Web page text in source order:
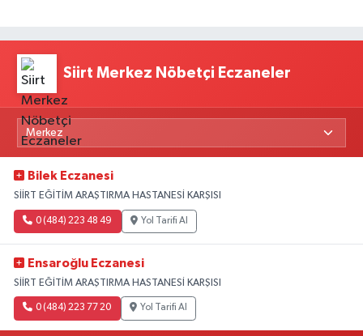
Siirt Merkez Nöbetçi Eczaneler
Bilek Eczanesi
SİİRT EĞİTİM ARAŞTIRMA HASTANESİ KARŞISI
0 (484) 223 48 49 Yol Tarifi Al
Ensaroğlu Eczanesi
SİİRT EĞİTİM ARAŞTIRMA HASTANESİ KARŞISI
0 (484) 223 77 20 Yol Tarifi Al